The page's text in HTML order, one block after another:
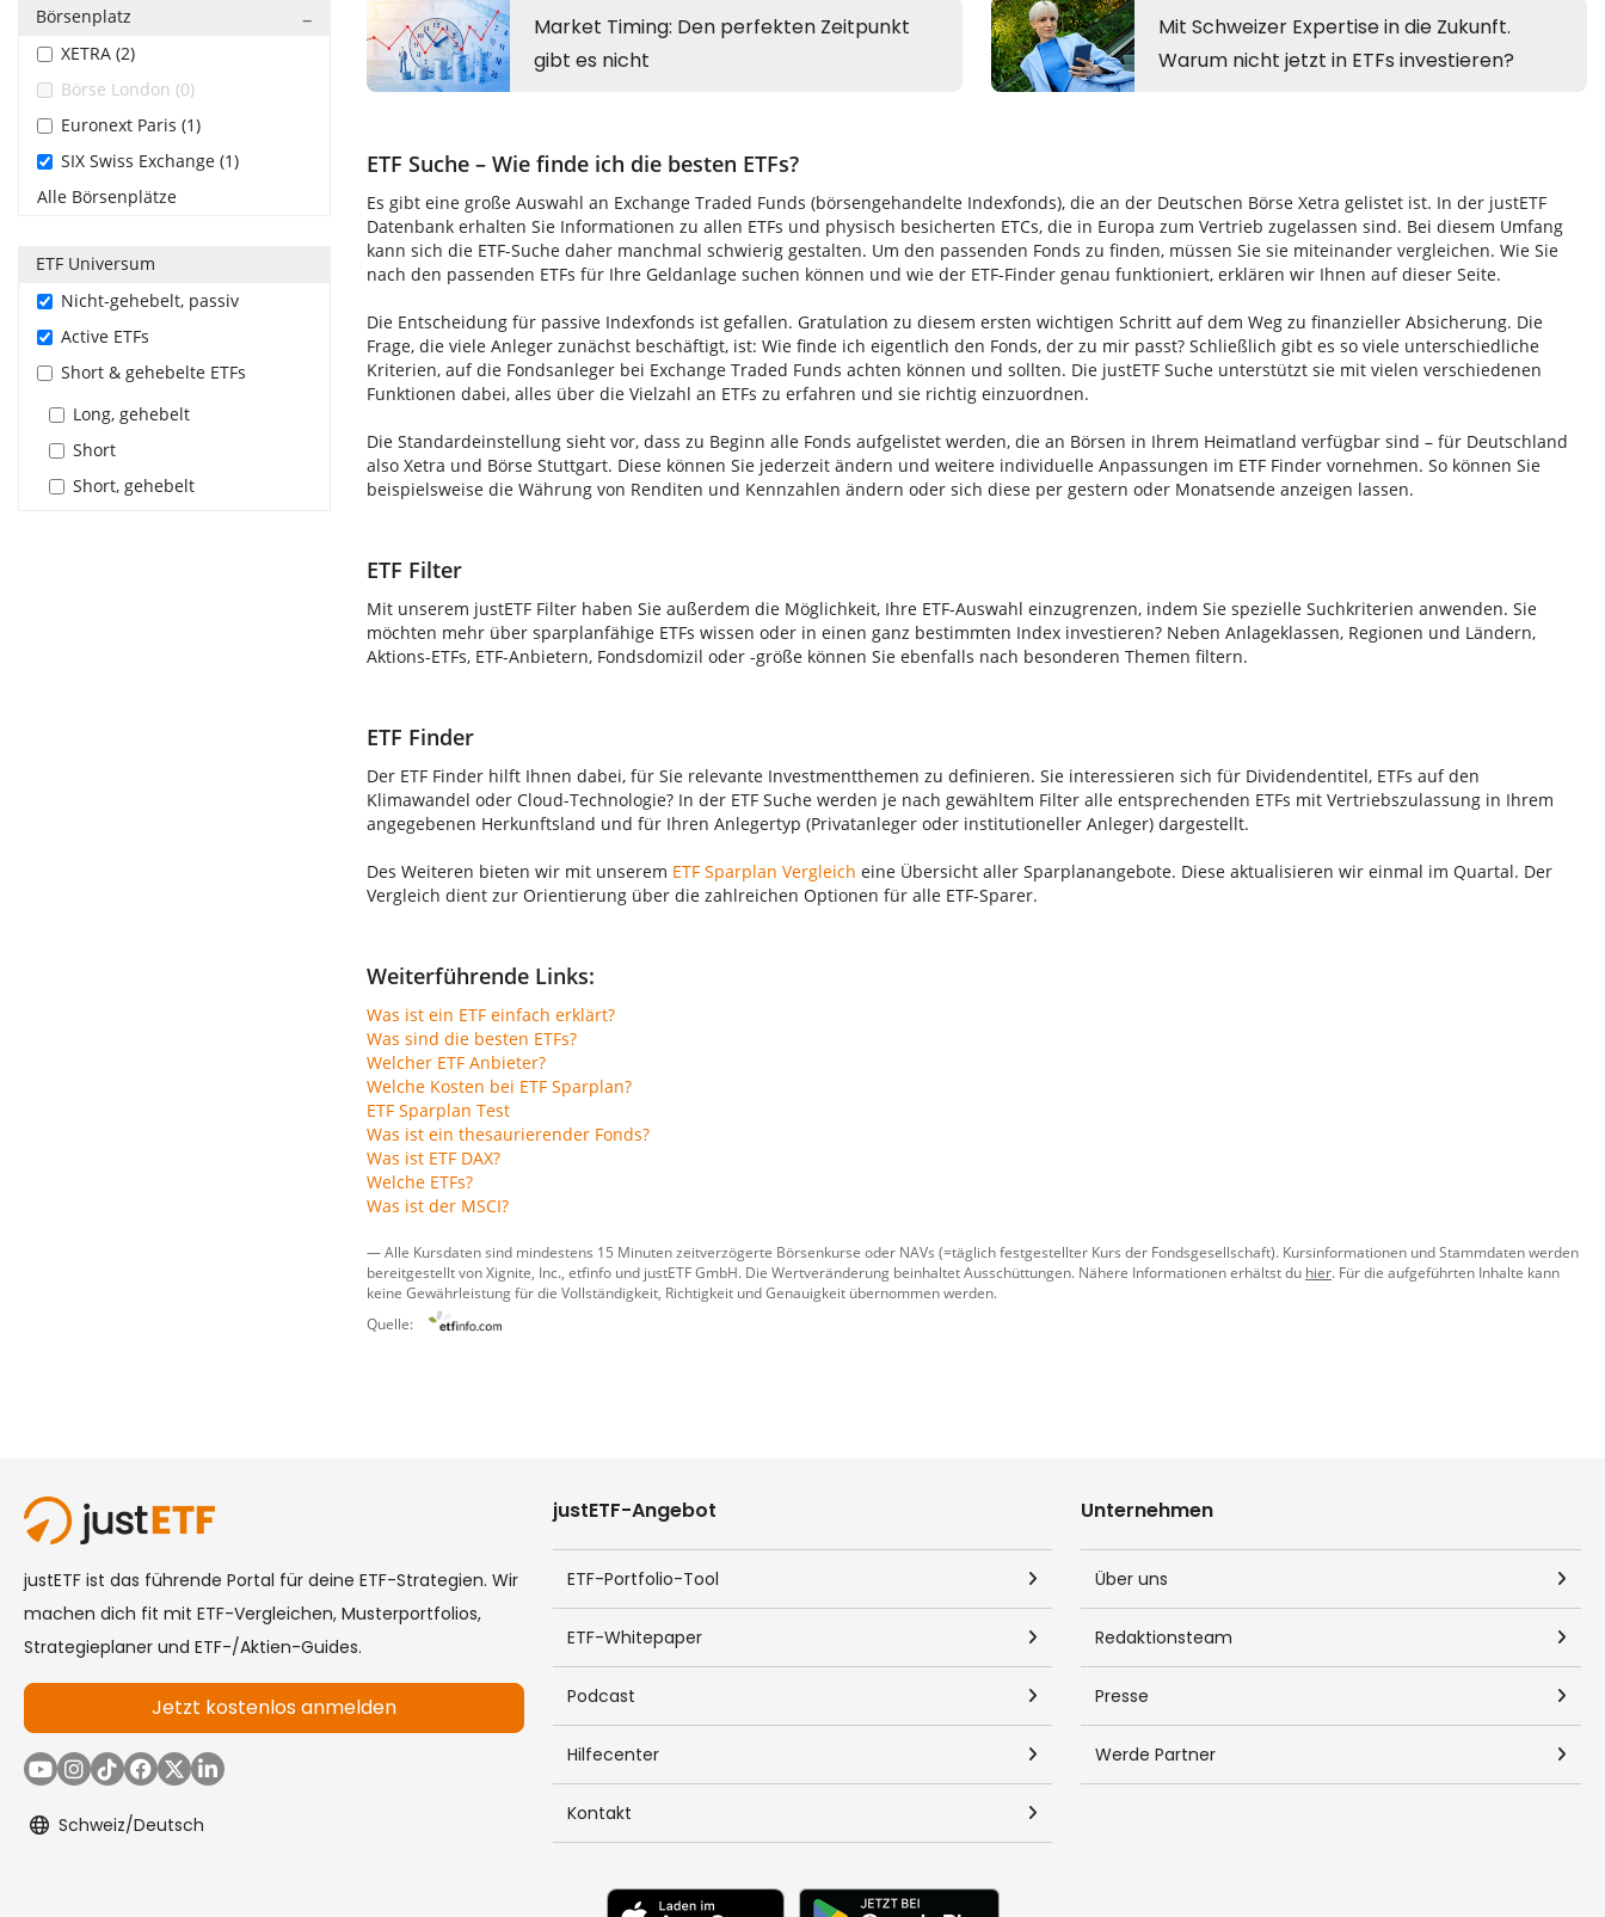
Börsenplatz
XETRA (2)
Börse London (0)
Euronext Paris (1)
SIX Swiss Exchange (1)
Alle Börsenplätze
ETF Universum
Nicht-gehebelt, passiv
Active ETFs
Short & gehebelte ETFs
Long, gehebelt
Short
Short, gehebelt
ETF Suche – Wie finde ich die besten ETFs?
Es gibt eine große Auswahl an Exchange Traded Funds (börsengehandelte Indexfonds), die an der Deutschen Börse Xetra gelistet ist. In der justETF
Datenbank erhalten Sie Informationen zu allen ETFs und physisch besicherten ETCs, die in Europa zum Vertrieb zugelassen sind. Bei diesem Umfang
kann sich die ETF-Suche daher manchmal schwierig gestalten. Um den passenden Fonds zu finden, müssen Sie sie miteinander vergleichen. Wie Sie
nach den passenden ETFs für Ihre Geldanlage suchen können und wie der ETF-Finder genau funktioniert, erklären wir Ihnen auf dieser Seite.
Die Entscheidung für passive Indexfonds ist gefallen. Gratulation zu diesem ersten wichtigen Schritt auf dem Weg zu finanzieller Absicherung. Die
Frage, die viele Anleger zunächst beschäftigt, ist: Wie finde ich eigentlich den Fonds, der zu mir passt? Schließlich gibt es so viele unterschiedliche
Kriterien, auf die Fondsanleger bei Exchange Traded Funds achten können und sollten. Die justETF Suche unterstützt sie mit vielen verschiedenen
Funktionen dabei, alles über die Vielzahl an ETFs zu erfahren und sie richtig einzuordnen.
Die Standardeinstellung sieht vor, dass zu Beginn alle Fonds aufgelistet werden, die an Börsen in Ihrem Heimatland verfügbar sind – für Deutschland
also Xetra und Börse Stuttgart. Diese können Sie jederzeit ändern und weitere individuelle Anpassungen im ETF Finder vornehmen. So können Sie
beispielsweise die Währung von Renditen und Kennzahlen ändern oder sich diese per gestern oder Monatsende anzeigen lassen.
ETF Filter
Mit unserem justETF Filter haben Sie außerdem die Möglichkeit, Ihre ETF-Auswahl einzugrenzen, indem Sie spezielle Suchkriterien anwenden. Sie
möchten mehr über sparplanfähige ETFs wissen oder in einen ganz bestimmten Index investieren? Neben Anlageklassen, Regionen und Ländern,
Aktions-ETFs, ETF-Anbietern, Fondsdomizil oder -größe können Sie ebenfalls nach besonderen Themen filtern.
ETF Finder
Der ETF Finder hilft Ihnen dabei, für Sie relevante Investmentthemen zu definieren. Sie interessieren sich für Dividendentitel, ETFs auf den
Klimawandel oder Cloud-Technologie? In der ETF Suche werden je nach gewähltem Filter alle entsprechenden ETFs mit Vertriebszulassung in Ihrem
angegebenen Herkunftsland und für Ihren Anlegertyp (Privatanleger oder institutioneller Anleger) dargestellt.
Des Weiteren bieten wir mit unserem ETF Sparplan Vergleich eine Übersicht aller Sparplanangebote. Diese aktualisieren wir einmal im Quartal. Der
Vergleich dient zur Orientierung über die zahlreichen Optionen für alle ETF-Sparer.
Weiterführende Links:
Was ist ein ETF einfach erklärt?
Was sind die besten ETFs?
Welcher ETF Anbieter?
Welche Kosten bei ETF Sparplan?
ETF Sparplan Test
Was ist ein thesaurierender Fonds?
Was ist ETF DAX?
Welche ETFs?
Was ist der MSCI?
— Alle Kursdaten sind mindestens 15 Minuten zeitverzögerte Börsenkurse oder NAVs (=täglich festgestellter Kurs der Fondsgesellschaft). Kursinformationen und Stammdaten werden
bereitgestellt vonXignite, Inc. etfinfo und justETF GmbH. Die Wertveränderung beinhaltet Ausschüttungen. Nähere Informationen erhältst du hier. Für die aufgeführten Inhalte kann
keine Gewährleistung für die Vollständigkeit, Richtigkeit und Genauigkeit übernommen werden.
Quelle: